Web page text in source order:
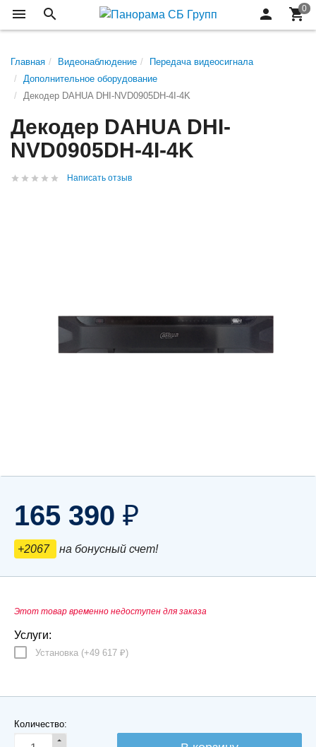
Главная Видеонаблюдение
Передача видеосигнала
Дополнительное оборудование
Декодер DAHUA DHI-NVD0905DH-4I-4K
Декодер DAHUA DHI-
NVD0905DH-4I-4K
Написать отзыв
165 390 ₽
+2067 на бонусный счет!
Этот товар временно недоступен для заказа
Услуги:
Установка (+49 617 ₽)
Количество: